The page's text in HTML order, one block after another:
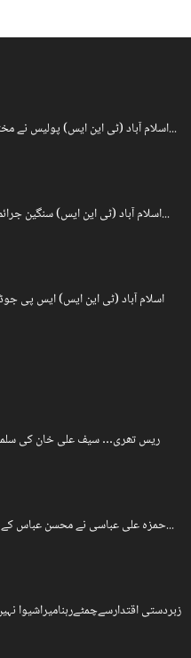
اسلام آباد (ٹی این ایس) پولیس نے مختلف علاقوں میں سرچ...
اسلام آباد (ٹی این ایس) سنگین جرائم میں ملوث 17 جرائم...
اسلام آباد (ٹی این ایس) ایس پی
ریس تھری… سیف علی خان کی
حمزہ علی عباسی نے محسن عباس کے عمل کو ناقابلِ معافی...
زبردستی اقتدارسےچمٹےرہنامیراشیوا